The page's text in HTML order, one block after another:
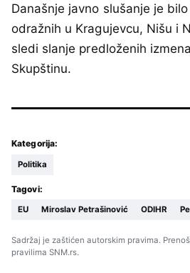
Današnje javno slušanje je
odražnih u Kragujevcu, Nišu i
sledi slanje predloženih
Skupštinu.
Kategorija:
Politika
Tagovi:
EU Miroslav Petrašinović ODIHR
Sadržaj je zaštićen autorskim pravima.
pravilima SNM.rs.